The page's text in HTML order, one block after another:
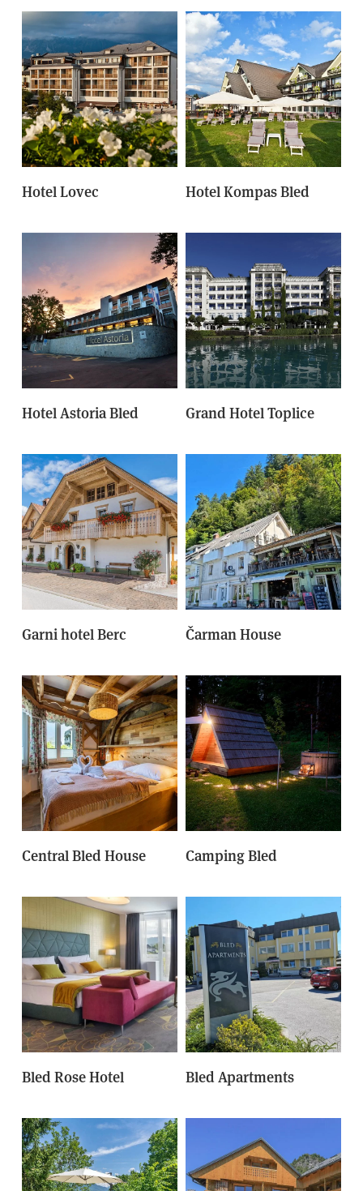
Hotel Lovec Hotel Kompas Bled
Hotel Astoria Bled Grand Hotel Toplice
Garni hotel Berc Čarman House
Central Bled House Camping Bled
Bled Rose Hotel Bled Apartments